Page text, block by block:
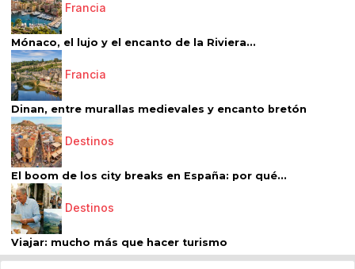
Francia
Mónaco, el lujo y el encanto de la Riviera...
Francia
Dinan, entre murallas medievales y encanto bretón
Destinos
El boom de los city breaks en España: por qué...
Destinos
Viajar: mucho más que hacer turismo